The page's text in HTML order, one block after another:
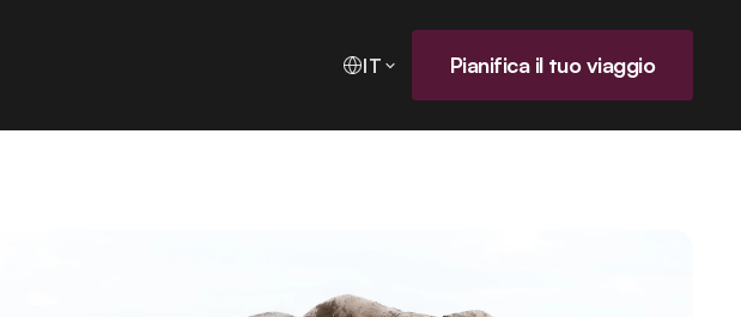
IT Pianifica il tuo viaggio